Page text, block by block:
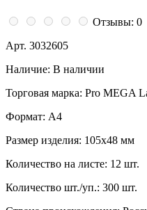
Отзывы: 0
Арт. 3032605
Наличие: В наличии
Торговая марка: Pro MEGA
Формат: A4
Размер изделия: 105x48 мм
Количество на листе: 12 шт.
Количество шт./уп.: 300 шт.